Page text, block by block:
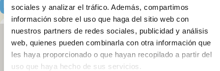
sociales y analizar el tráfico. Además, compartimos
información sobre el uso que haga del sitio web con
nuestros partners de redes sociales, publicidad y análisis
web, quienes pueden combinarla con otra información que
les haya proporcionado o que hayan recopilado a partir del
uso que haya hecho de sus servicios.
Localización y horarios
El escaparate